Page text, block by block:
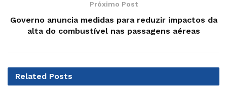
Próximo Post
Governo anuncia medidas para reduzir impactos da
alta do combustível nas passagens aéreas
Related Posts